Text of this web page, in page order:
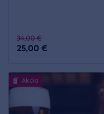
34,00 €
25,00 €
Akcia